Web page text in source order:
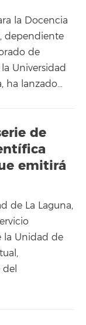
la Docencia
dependiente
de
Universidad
ha lanzado…
de
emitirá
de La Laguna,
la Unidad de
del